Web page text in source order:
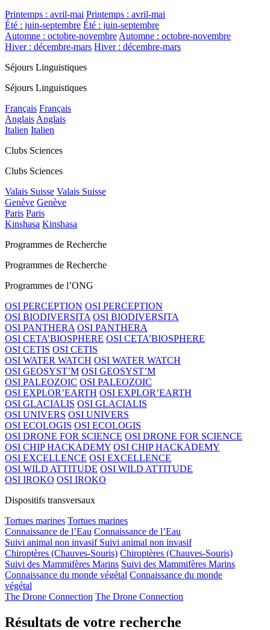
Printemps : avril-mai Printemps : avril-mai
Été : juin-septembre Été : juin-septembre
Automne : octobre-novembreAutomne : octobre-novembre
Hiver : décembre-mars Hiver : décembre-mars
Séjours Linguistiques
Séjours Linguistiques
Français Français
AnglaisAnglais
Italien Italien
Clubs Sciences
Clubs Sciences
Valais Suisse Valais Suisse
Genève Genève
Paris Paris
Kinshasa Kinshasa
Programmes de Recherche
Programmes de Recherche
Programmes de l’ONG
OSI PERCEPTION OSI PERCEPTION
OSI BIODIVERSITA OSI BIODIVERSITA
OSI PANTHERA OSI PANTHERA
OSI CETA’BIOSPHERE OSI CETA’BIOSPHERE
OSI CETIS OSI CETIS
OSI WATER WATCH OSI WATER WATCH
OSI GEOSYST’M OSI GEOSYST’M
OSI PALEOZOIC OSI PALEOZOIC
OSI EXPLOR’EARTH OSI EXPLOR’EARTH
OSI GLACIALIS OSI GLACIALIS
OSI UNIVERS OSI UNIVERS
OSI ECOLOGIS OSI ECOLOGIS
OSI DRONE FOR SCIENCE OSI DRONE FOR SCIENCE
OSI CHIP HACKADEMY OSI CHIP HACKADEMY
OSI EXCELLENCE OSI EXCELLENCE
OSI WILD ATTITUDE OSI WILD ATTITUDE
OSI IROKO OSI IROKO
Dispositifs transversaux
Tortues marines Tortues marines
Connaissance de l’Eau Connaissance de l’Eau
Suivi animal non invasif Suivi animal non invasif
Chiroptères (Chauves-Souris) Chiroptères (Chauves-Souris)
Suivi des Mammifères Marins Suivi des Mammifères Marins
Connaissance du monde végétal Connaissance du monde
végétal
The Drone Connection The Drone Connection
Résultats de votre recherche